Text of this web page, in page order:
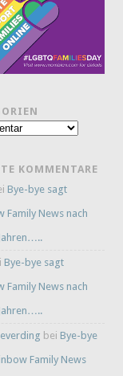
KOMMENTARE
Bye-bye sagt
Family News nach
Bye-bye sagt
Family News nach
bei Bye-bye
Family News